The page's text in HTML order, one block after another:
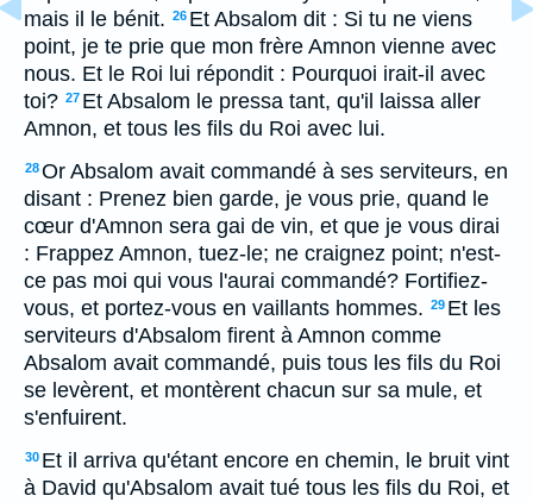
mais il le bénit. 26 Et Absalom dit : Si tu ne viens
point, je te prie que mon frère Amnon vienne avec
nous. Et le Roi lui répondit : Pourquoi irait-il avec
toi? 27 Et Absalom le pressa tant, qu'il laissa aller
Amnon, et tous les fils du Roi avec lui.
28Or Absalom avait commandé à ses serviteurs, en
disant : Prenez bien garde, je vous prie, quand le
cœur d'Amnon sera gai de vin, et que je vous dirai
: Frappez Amnon, tuez-le; ne craignez point; n'est-
ce pas moi qui vous l'aurai commandé? Fortifiez-
vous, et portez-vous en vaillants hommes. 29 Et les
serviteurs d'Absalom firent à Amnon comme
Absalom avait commandé, puis tous les fils du Roi
se levèrent, et montèrent chacun sur sa mule, et
s'enfuirent.
30 Et il arriva qu'étant encore en chemin, le bruit vint
à David qu'Absalom avait tué tous les fils du Roi, et